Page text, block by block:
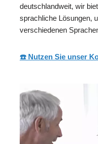
deutschlandweit, wir
sprachliche Lösungen,
verschiedenen
☎️ Nutzen Sie unser